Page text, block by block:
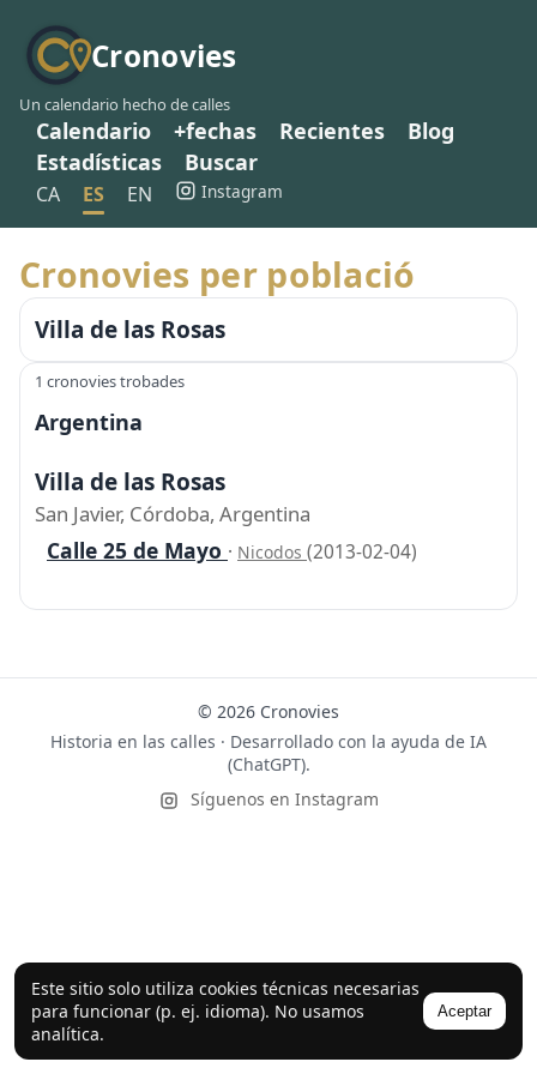
Cronovies
Un calendario hecho de calles
Calendario +fechas Recientes
Blog
Estadísticas
Buscar
CA ES EN Instagram
Este sitio solo utiliza cookies técnicas necesarias
para funcionar (p. ej. idioma). No usamos
analítica.
Aceptar
Cronovies per població
Villa de las Rosas
1 cronovies trobades
Argentina
Villa de las Rosas
San Javier, Córdoba, Argentina
Calle 25 de Mayo · Nicodos (2013-02-04)
© 2026 Cronovies
Historia en las calles · Desarrollado con la ayuda de IA
(ChatGPT).
Síguenos en Instagram